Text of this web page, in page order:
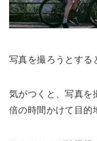
写真を撮ろうとする
気がつくと、写真を
倍の時間かけて目的